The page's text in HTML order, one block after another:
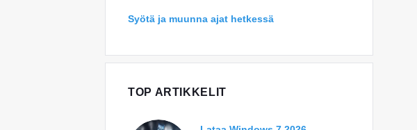
Syötä ja muunna ajat hetkessä
TOP ARTIKKELIT